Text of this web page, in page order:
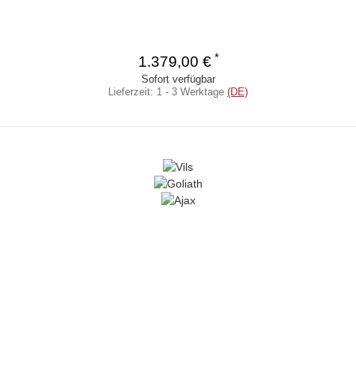
1.379,00 €*
Sofort verfügbar
Lieferzeit: 1 - 3 Werktage (DE)